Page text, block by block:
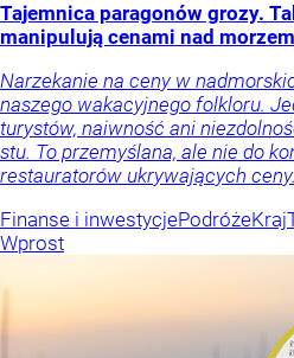
Tajemnica paragonów grozy.
manipulują cenami nad morzem
Narzekanie na ceny w
naszego wakacyjnego folkloru.
turystów, naiwność ani
stu. To przemyślana, ale nie do
restauratorów ukrywających ceny.
Finanse i inwestycjePodróżeKraj
Wprost